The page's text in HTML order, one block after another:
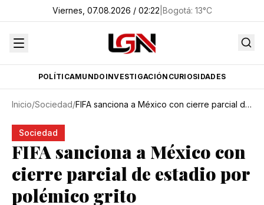
Viernes, 07.08.2026 / 02:22 Bogotá: 13°C
POLÍTICAMUNDO INVESTIGACIÓN CURIOSIDADES
Inicio/Sociedad/ FIFA sanciona a México con cierre parcial de estadio por polémico grito
Sociedad
FIFA sanciona a México con
cierre parcial de estadio por
polémico grito